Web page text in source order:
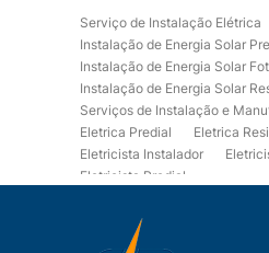
Serviço de Instalação Elétrica
Instalação de Energia Solar
Instalação de Energia Solar
Instalação de Energia Solar
Serviços de Instalação e
Eletrica Predial
Eletrica
Eletricista Instalador
Eletricista Predial
Eletricista Residencial
Eletricista Residencial E Predial